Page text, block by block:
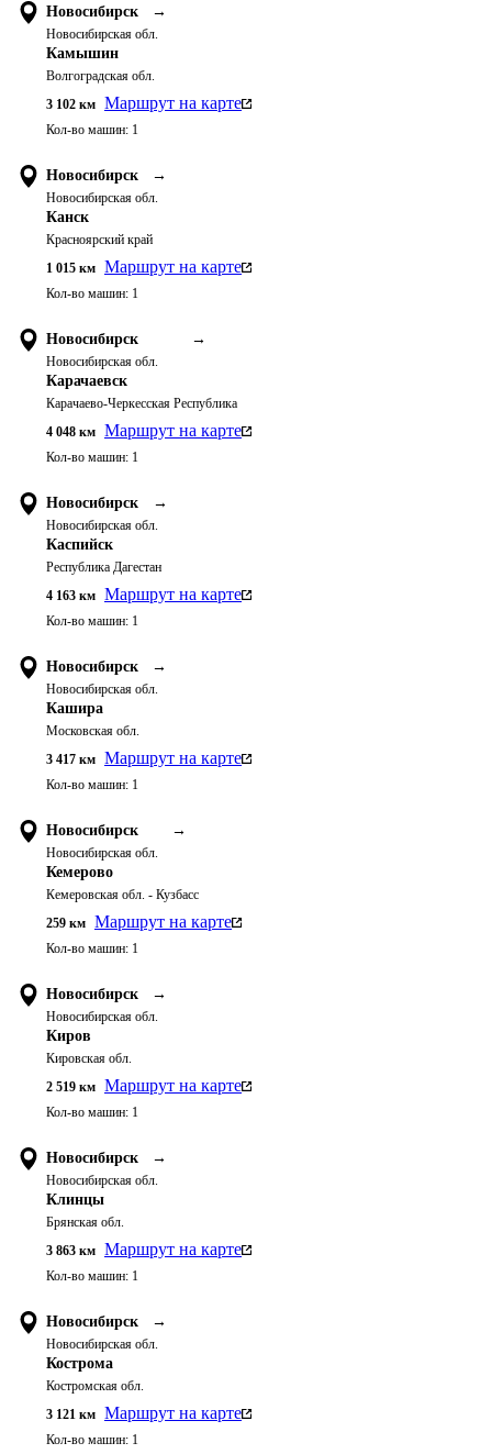
Новосибирск →
Новосибирская обл.
Камышин
Волгоградская обл.
3 102 км Маршрут на карте
Кол-во машин: 1
Новосибирск →
Новосибирская обл.
Канск
Красноярский край
1 015 км Маршрут на карте
Кол-во машин: 1
Новосибирск →
Новосибирская обл.
Карачаевск
Карачаево-Черкесская Республика
4 048 км Маршрут на карте
Кол-во машин: 1
Новосибирск →
Новосибирская обл.
Каспийск
Республика Дагестан
4 163 км Маршрут на карте
Кол-во машин: 1
Новосибирск →
Новосибирская обл.
Кашира
Московская обл.
3 417 км Маршрут на карте
Кол-во машин: 1
Новосибирск →
Новосибирская обл.
Кемерово
Кемеровская обл. - Кузбасс
259 км Маршрут на карте
Кол-во машин: 1
Новосибирск →
Новосибирская обл.
Киров
Кировская обл.
2 519 км Маршрут на карте
Кол-во машин: 1
Новосибирск →
Новосибирская обл.
Клинцы
Брянская обл.
3 863 км Маршрут на карте
Кол-во машин: 1
Новосибирск →
Новосибирская обл.
Кострома
Костромская обл.
3 121 км Маршрут на карте
Кол-во машин: 1